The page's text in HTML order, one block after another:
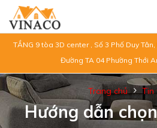
TẦNG 9 tòa 3D center , Số 3 Phố Duy
Đường TA 04 Phường Thới
Trang chủ Tin
Hướng dẫn